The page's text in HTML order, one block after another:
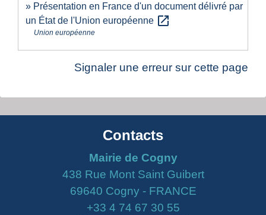
Présentation en France d'un document délivré par
un État de l'Union européenne open_in_new
Union européenne
Signaler une erreur sur cette page
Contacts
Mairie de Cogny
438 Rue Mont Saint Guibert
69640 Cogny - FRANCE
+33 4 74 67 30 55